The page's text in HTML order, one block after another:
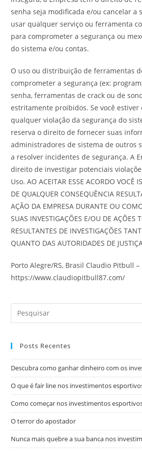
senha seja modificada e/ou cancelar a
usar qualquer serviço ou ferramenta
para comprometer a segurança ou
do sistema e/ou contas.
O uso ou distribuição de ferramentas
comprometer a segurança (ex:
senha, ferramentas de crack ou de
estritamente proibidos. Se você estiver
qualquer violação da segurança do
reserva o direito de fornecer suas
administradores de sistema de outros
a resolver incidentes de segurança. A
direito de investigar potenciais
Uso. AO ACEITAR ESSE ACORDO VOCÊ
DE QUALQUER CONSEQUÊNCIA
AÇÃO DA EMPRESA DURANTE OU
SUAS INVESTIGAÇÕES E/OU DE AÇÕES
RESULTANTES DE INVESTIGAÇÕES
QUANTO DAS AUTORIDADES DE
Porto Alegre/RS, Brasil Claudio Pitbull
https://www.claudiopitbull87.com/
Posts Recentes
Descubra como ganhar dinheiro com os
O que é fair line nos investimentos
Como começar nos investimentos
O terror do apostador
Nunca mais quebre a sua banca nos